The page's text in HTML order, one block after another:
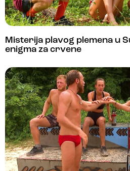
Misterija plavog plemena u
enigma za crvene